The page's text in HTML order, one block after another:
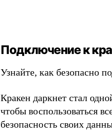
Подключение к
Узнайте, как безопасно
Кракен даркнет стал
чтобы воспользоваться
безопасность своих